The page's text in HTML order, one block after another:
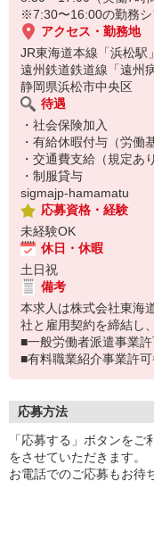
※7:30〜16:00の勤務シ
アクセス・勤務地
JR東海道本線「浜松駅
遠州鉄道鉄道線「遠州
静岡県浜松市中央区
待遇
・社会保険加入
・有給休暇付与（労働
・交通費支給（規定あり
・制服貸与
sigmajp-hamamatu
応募資格・経験
未経験OK
休日・休暇
土日祝
備考
本求人は株式会社東海
社と雇用契約を締結し
■一般労働者派遣事業
■有料職業紹介事業許
応募方法
「応募する」ボタンを
をさせていただきます。
お電話でのご応募もお待
※WEB登録対応も行って